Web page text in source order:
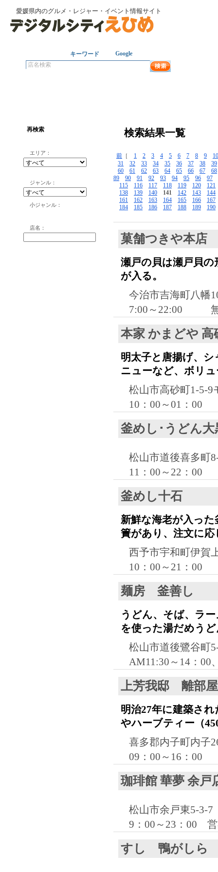
愛媛県内のグルメ・レジャー・イベント情報サイト
キーワード Google
再検索
エリア：
ジャンル：
小ジャンル：
店名：
検索結果一覧
前 ［ 1 2 3 4 5 6 7 8 9
10
31
32 33 34 35 36 37 38
39
60
61 62 63 64 65 66 67
68
89
90 91 92 93 94 95 96
97
115
116 117 118 119 120
121
138
139 140 141 142 143
144
161
162 163 164 165 166
167
184
185 186 187 188 189 190
菓舗つきや本店
瀬戸の貝は瀬戸貝
が入る。
今治市吉海町八幡
7:00～22:00
本家 かまどや 高
明太子と唐揚げ、
ニューなど、ボリ
松山市高砂町1-5-
10：00～01：00
釜めし･うどん
松山市道後喜多町
11：00～22：00
釜めし十石
新鮮な海老が入っ
簀があり、注文に
西予市宇和町伊賀
10：00～21：00
麺房 釜善し
うどん、そば、ラ
を使った湯だめう
松山市道後鷺谷町
AM11:30～14：
上芳我邸 離部屋
明治27年に建築さ
やハーブティー（
喜多郡内子町内子
09：00～16：00
珈琲館 華夢 余戸
松山市余戸東5-3-7
9：00～23：00
すし 鴨がしら